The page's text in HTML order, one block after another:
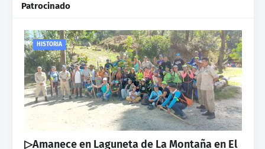
Patrocinado
HISTORIA
▷Amanece en Laguneta de La Montaña en El